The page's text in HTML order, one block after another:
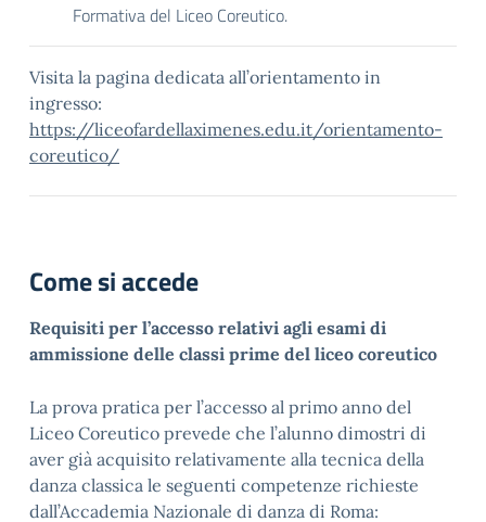
Formativa del Liceo Coreutico.
Visita la pagina dedicata all’orientamento in
ingresso:
https://liceofardellaximenes.edu.it/orientamento-
coreutico/
Come si accede
Requisiti per l’accesso relativi agli esami di
ammissione delle classi prime del liceo coreutico
La prova pratica per l’accesso al primo anno del
Liceo Coreutico prevede che l’alunno dimostri di
aver già acquisito relativamente alla tecnica della
danza classica le seguenti competenze richieste
dall’Accademia Nazionale di danza di Roma: